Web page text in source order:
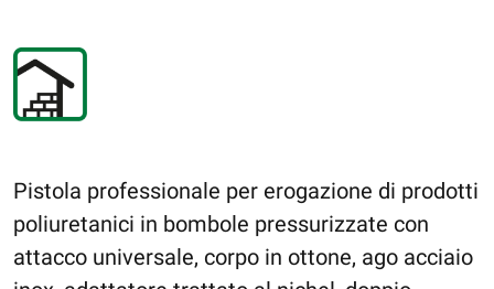
Pistola professionale per erogazione di prodotti
poliuretanici in bombole pressurizzate con
attacco universale, corpo in ottone, ago acciaio